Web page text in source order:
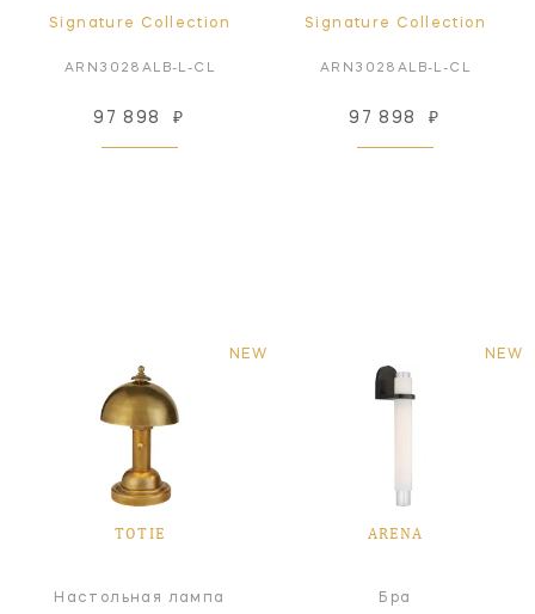
Signature Collection
ARN3028ALB-L-CL
97 898 ₽
Signature Collection
ARN3028ALB-L-CL
97 898 ₽
NEW
TOTIE
Настольная лампа
NEW
ARENA
Бра